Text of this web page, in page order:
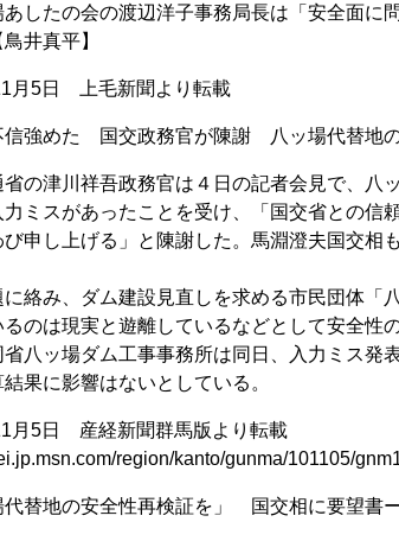
したの会の渡辺洋子事務局長は「安全面に
井真平】
月5日 上毛新聞より転載
信強めた 国交政務官が陳謝 八ッ場代替地
の津川祥吾政務官は４日の記者会見で、八
力ミスがあったことを受け、「国交省との信
び申し上げる」と陳謝した。馬淵澄夫国交
絡み、ダム建設見直しを求める市民団体「
のは現実と遊離しているなどとして安全性
八ッ場ダム工事事務所は同日、入力ミス発
果に影響はないとしている。
月5日 産経新聞群馬版より転載
region/kanto/gunma/101105/
代替地の安全性再検証を」 国交相に要望書